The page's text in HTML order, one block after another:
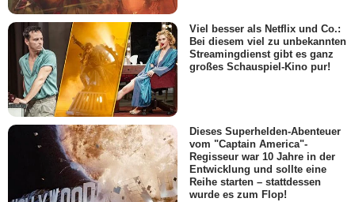
Viel besser als Netflix und Co.:
Bei diesem viel zu unbekannten
Streamingdienst gibt es ganz
großes Schauspiel-Kino pur!
Dieses Superhelden-Abenteuer
vom "Captain America"-
Regisseur war 10 Jahre in der
Entwicklung und sollte eine
Reihe starten – stattdessen
wurde es zum Flop!